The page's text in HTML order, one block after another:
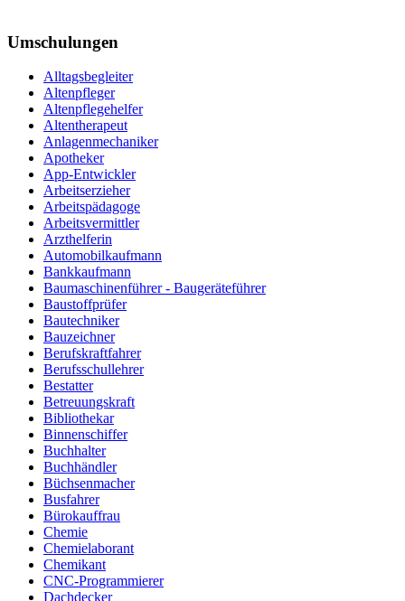
Umschulungen
Alltagsbegleiter
Altenpfleger
Altenpflegehelfer
Altentherapeut
Anlagenmechaniker
Apotheker
App-Entwickler
Arbeitserzieher
Arbeitspädagoge
Arbeitsvermittler
Arzthelferin
Automobilkaufmann
Bankkaufmann
Baumaschinenführer - Baugeräteführer
Baustoffprüfer
Bautechniker
Bauzeichner
Berufskraftfahrer
Berufsschullehrer
Bestatter
Betreuungskraft
Bibliothekar
Binnenschiffer
Buchhalter
Buchhändler
Büchsenmacher
Busfahrer
Bürokauffrau
Chemie
Chemielaborant
Chemikant
CNC-Programmierer
Dachdecker